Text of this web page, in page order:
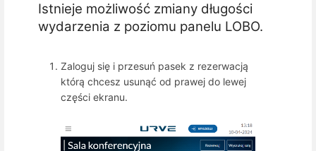
Istnieje możliwość zmiany długości
wydarzenia z poziomu panelu LOBO.
Zaloguj się i przesuń pasek z rezerwacją
którą chcesz usunąć od prawej do lewej
części ekranu.